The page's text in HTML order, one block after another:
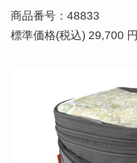
商品番号：48833
標準価格(税込) 29,700 円